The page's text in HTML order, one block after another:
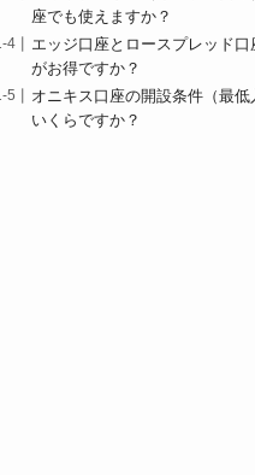
座でも使えますか？
エッジ口座とロースプレッド口
がお得ですか？
オニキス口座の開設条件（最低
いくらですか？